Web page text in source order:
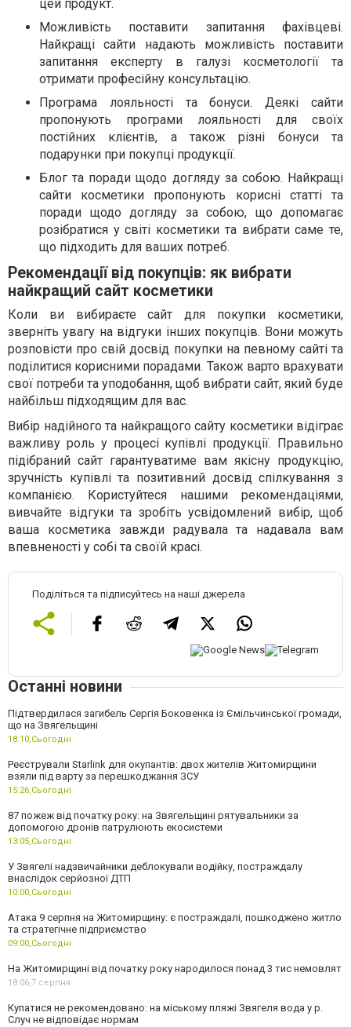
цей продукт.
Можливість поставити запитання фахівцеві.
Найкращі сайти надають можливість поставити
запитання експерту в галузі косметології та
отримати професійну консультацію.
Програма лояльності та бонуси. Деякі сайти
пропонують програми лояльності для своїх
постійних клієнтів, а також різні бонуси та
подарунки при покупці продукції.
Блог та поради щодо догляду за собою. Найкращі
сайти косметики пропонують корисні статті та
поради щодо догляду за собою, що допомагає
розібратися у світі косметики та вибрати саме те,
що підходить для ваших потреб.
Рекомендації від покупців: як вибрати
найкращий сайт косметики
Коли ви вибираєте сайт для покупки косметики,
зверніть увагу на відгуки інших покупців. Вони можуть
розповісти про свій досвід покупки на певному сайті та
поділитися корисними порадами. Також варто врахувати
свої потреби та уподобання, щоб вибрати сайт, який буде
найбільш підходящим для вас.
Вибір надійного та найкращого сайту косметики відіграє
важливу роль у процесі купівлі продукції. Правильно
підібраний сайт гарантуватиме вам якісну продукцію,
зручність купівлі та позитивний досвід спілкування з
компанією. Користуйтеся нашими рекомендаціями,
вивчайте відгуки та зробіть усвідомлений вибір, щоб
ваша косметика завжди радувала та надавала вам
впевненості у собі та своїй красі.
Поділіться та підписуйтесь на наші джерела
Останні новини
Підтвердилася загибель Сергія Боковенка із Ємільчинської громади,
що на Звягельщині
18:10,Сьогодні
Реєстрували Starlink для окупантів: двох жителів Житомирщини
взяли під варту за перешкоджання ЗСУ
15:26,Сьогодні
87 пожеж від початку року: на Звягельщині рятувальники за
допомогою дронів патрулюють екосистеми
13:05,Сьогодні
У Звягелі надзвичайники деблокували водійку, постраждалу
внаслідок серйозної ДТП
10:00,Сьогодні
Атака 9 серпня на Житомирщину: є постраждалі, пошкоджено житло
та стратегічне підприємство
09:00,Сьогодні
На Житомирщині від початку року народилося понад 3 тис немовлят
18:06,7 серпня
Купатися не рекомендовано: на міському пляжі Звягеля вода у р.
Случ не відповідає нормам